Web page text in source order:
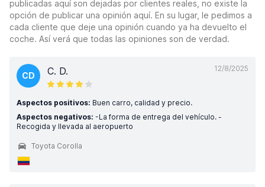
publicadas aquí son dejadas por clientes reales, no existe la
opción de publicar una opinión aquí. En su lugar, le pedimos a
cada cliente que deje una opinión cuando ya ha devuelto el
coche. Así verá que todas las opiniones son de verdad.
12/8/2025
CD C. D.
Aspectos positivos: Buen carro, calidad y precio.
Aspectos negativos: -La forma de entrega del vehículo. -
Recogida y llevada al aeropuerto
Toyota Corolla